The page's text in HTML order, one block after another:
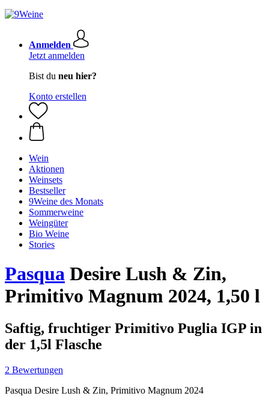
Anmelden
Jetzt anmelden
Bist du neu hier?
Konto erstellen
Wein
Aktionen
Weinsets
Bestseller
9Weine des Monats
Sommerweine
Weingüter
Bio Weine
Stories
Pasqua Desire Lush & Zin,
Primitivo Magnum 2024, 1,50 l
Saftig, fruchtiger Primitivo Puglia IGP in
der 1,5l Flasche
2 Bewertungen
Pasqua Desire Lush & Zin, Primitivo Magnum 2024